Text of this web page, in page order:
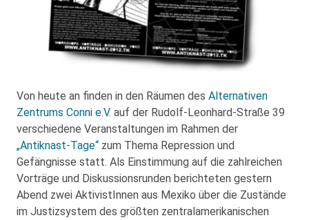
Von heute an finden in den Räumen des Alternativen
Zentrums Conni e.V. auf der Rudolf-Leonhard-Straße 39
verschiedene Veranstaltungen im Rahmen der
„Antiknast-Tage“ zum Thema Repression und
Gefängnisse statt. Als Einstimmung auf die zahlreichen
Vorträge und Diskussionsrunden berichteten gestern
Abend zwei AktivistInnen aus Mexiko über die Zustände
im Justizsystem des größten zentralamerikanischen